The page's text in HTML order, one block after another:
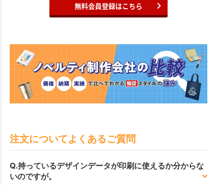
無料会員登録はこちら
注文についてよくあるご質問
Q.持っているデザインデータが印刷に使えるか分からな
いのですが。